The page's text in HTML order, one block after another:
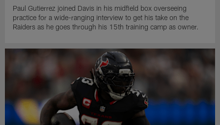
Paul Gutierrez joined Davis in his midfield box overseeing
practice for a wide-ranging interview to get his take on the
Raiders as he goes through his 15th training camp as owner.